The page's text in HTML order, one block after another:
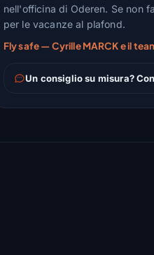
nell'officina di Oderen. Se non
per le vacanze al plafond.
Fly safe — Cyrille MARCK e il
Un consiglio su misura?